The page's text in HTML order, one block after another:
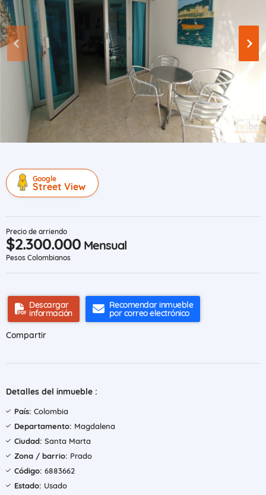
Google
Street View
Precio de arriendo
$2.300.000 Mensual
Pesos Colombianos
Descargar
información
Recomendar inmueble
por correo electrónico
Compartir
Detalles del inmueble :
País: Colombia
Departamento: Magdalena
Ciudad: Santa Marta
Zona / barrio: Prado
Código: 6883662
Estado: Usado